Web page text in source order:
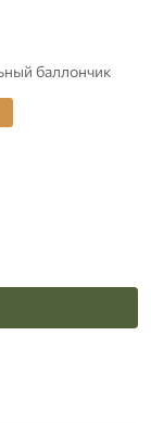
баллончик